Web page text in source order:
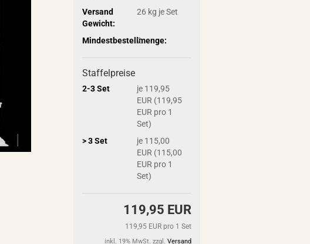
Versand
Gewicht:
26 kg je Set
Mindestbestellmenge:
2
Staffelpreise
2-3 Set
je 119,95
EUR (119,95
EUR pro 1
Set)
> 3 Set
je 115,00
EUR (115,00
EUR pro 1
Set)
119,95 EUR
119,95 EUR pro 1 Set
inkl. 19% MwSt. zzgl. Versand